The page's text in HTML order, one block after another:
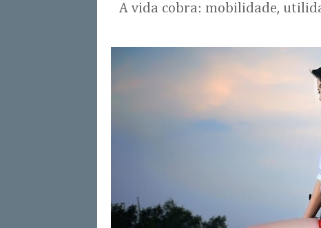
A vida cobra: mobilidade,